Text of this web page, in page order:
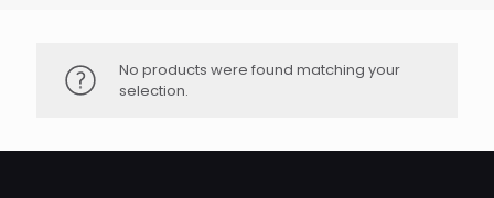
No products were found matching your
selection.